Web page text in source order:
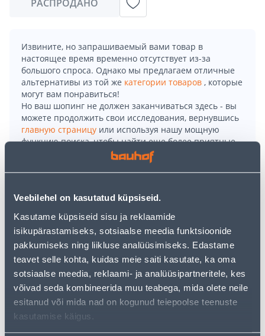
Veebilehel on kasutatud küpsiseid.
Kasutame küpsiseid sisu ja reklaamide
isikupärastamiseks, sotsiaalse meedia funktsioonide
pakkumiseks ning liikluse analüüsimiseks. Edastame
teavet selle kohta, kuidas meie saiti kasutate, ka oma
sotsiaalse meedia, reklaami- ja analüüsipartneritele, kes
võivad seda kombineerida muu teabega, mida olete neile
esitanud või mida nad on kogunud teiepoolse teenuste
kasutamise käigus.
РАСПРОДАНО
Извините, но запрашиваемый вами товар в
настоящее время временно отсутствует из-за
большого спроса. Однако мы предлагаем отличные
альтернативы из той же категории товаров , которые
могут вам понравиться!
Но ваш шопинг не должен заканчиваться здесь - вы
можете продолжить свои исследования, вернувшись
главную страницу или используя нашу мощную
функцию поиска, чтобы найти еще более приятные
варианты. Удачных покупок!
• „Nanomix System“ lahendus võimaldab kasutada kuni
10% enam kuuma vett tänu erilisele vee
sisselaskesüsteemile.
• Emaileeritud terasest sisepaak, tõhus
vahtpolüuretaanist isolatsioon.
• Energiaklass: C.
Доставка невозможна